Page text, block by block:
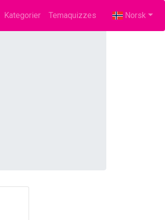
(current)
Kategorier Temaquizzes Norsk